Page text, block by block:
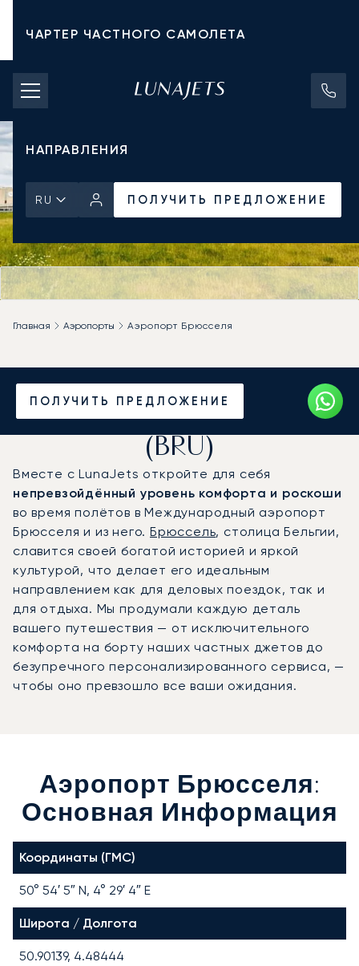
ЧАРТЕР ЧАСТНОГО САМОЛЕТА
СТОИМОСТЬ ЧАРТЕРА
ЧАСТНЫЕ САМОЛЕТЫ
НАПРАВЛЕНИЯ
RU ПОЛУЧИТЬ ПРЕДЛОЖЕНИЕ
ПОЛУЧИТЬ ПРЕДЛОЖЕНИЕ
Главная Аэропорты Аэропорт Брюсселя
Частный джет в
аэропорт Брюсселя
(BRU)
Вместе с LunaJets откройте для себя
непревзойдённый уровень комфорта и роскоши
во время полётов в Международный аэропорт
Брюсселя и из него.Брюссель, столица Бельгии,
славится своей богатой историей и яркой
культурой, что делает его идеальным
направлением как для деловых поездок, так и
для отдыха. Мы продумали каждую деталь
вашего путешествия — от исключительного
комфорта на борту наших частных джетов до
безупречного персонализированного сервиса, —
чтобы оно превзошло все ваши ожидания.
Аэропорт Брюсселя:
Основная Информация
Координаты (ГМС)
50° 54′ 5″ N, 4° 29′ 4″ E
Широта / Долгота
50.90139, 4.48444